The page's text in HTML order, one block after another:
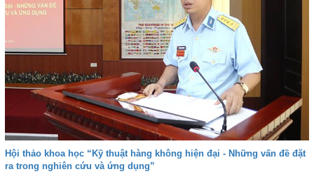
Hội thảo khoa học “Kỹ thuật hàng không hiện đại - Những vấn đề đặt
ra trong nghiên cứu và ứng dụng”